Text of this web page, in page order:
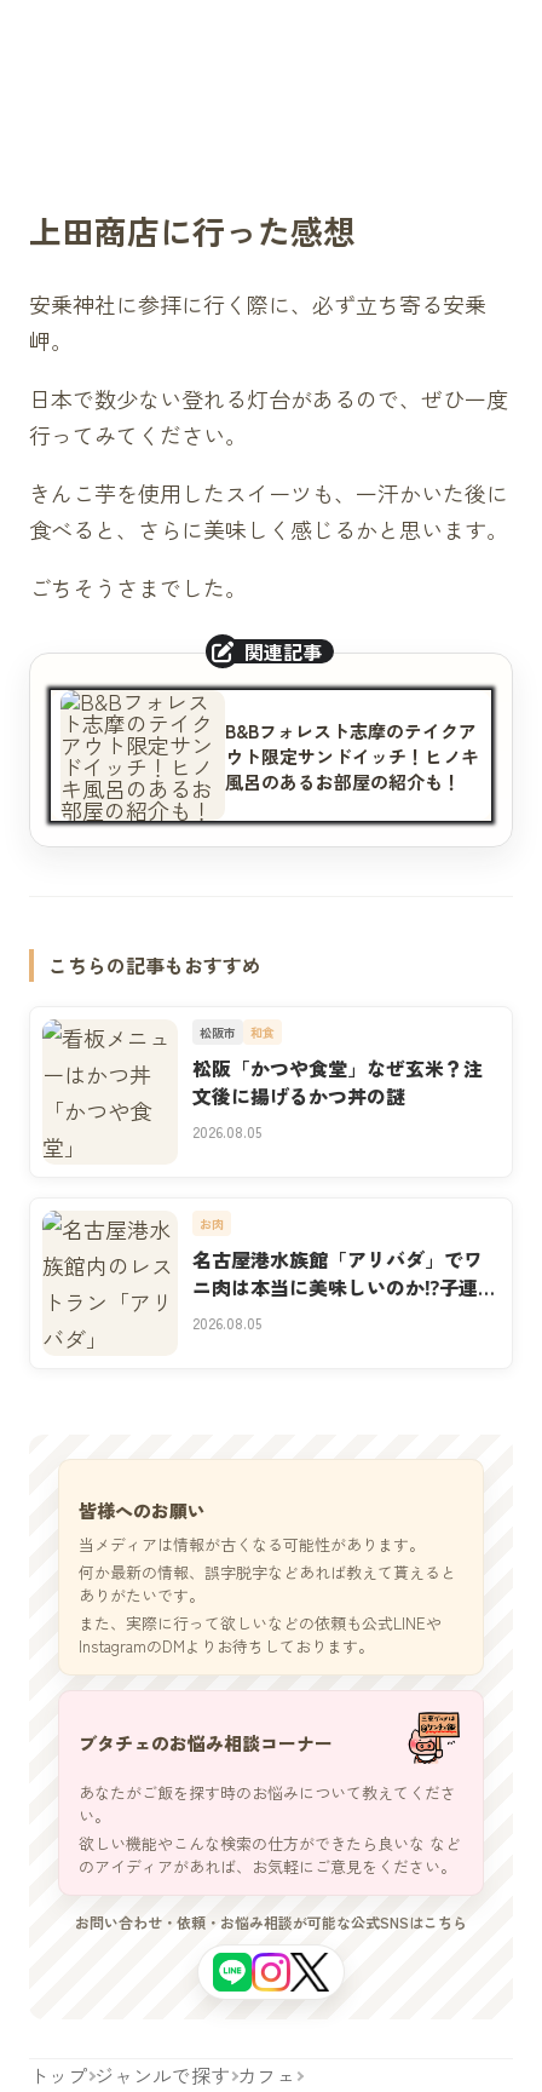
上田商店に行った感想
安乗神社に参拝に行く際に、必ず立ち寄る安乗
岬。
日本で数少ない登れる灯台があるので、ぜひ一度
行ってみてください。
きんこ芋を使用したスイーツも、一汗かいた後に
食べると、さらに美味しく感じるかと思います。
ごちそうさまでした。
B&Bフォレスト志摩のテイクア
ウト限定サンドイッチ！ヒノキ
風呂のあるお部屋の紹介も！
こちらの記事もおすすめ
松阪市 和食
松阪「かつや食堂」なぜ玄米？注
文後に揚げるかつ丼の謎
2026.08.05
お肉
名古屋港水族館「アリバダ」でワ
ニ肉は本当に美味しいのか⁉子連れ
実食
2026.08.05
皆様へのお願い
当メディアは情報が古くなる可能性があります。
何か最新の情報、誤字脱字などあれば教えて貰えると
ありがたいです。
また、実際に行って欲しいなどの依頼も公式LINEや
InstagramのDMよりお待ちしております。
ブタチェのお悩み相談コーナー
あなたがご飯を探す時のお悩みについて教えてくださ
い。
欲しい機能やこんな検索の仕方ができたら良いな など
のアイディアがあれば、お気軽にご意見をください。
お問い合わせ・依頼・お悩み相談が可能な公式SNSはこちら
トップ ジャンルで探す カフェ